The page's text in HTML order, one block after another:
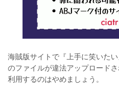
海賊版サイトで『上手に笑いた
のファイルが違法アップロード
利用するのはやめましょう。